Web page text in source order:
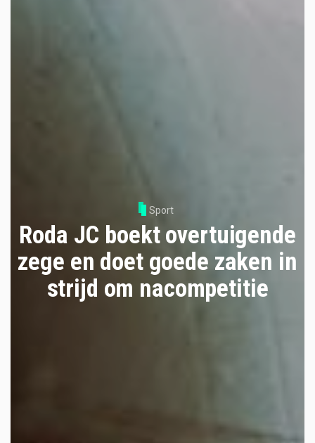
Sport
Roda JC boekt overtuigende
zege en doet goede zaken in
strijd om nacompetitie